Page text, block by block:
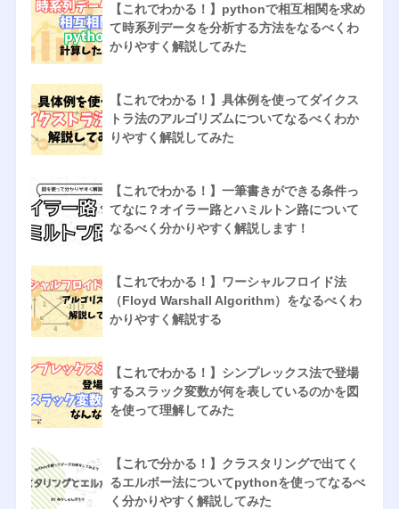
【これでわかる！】pythonで相互相関を求め
て時系列データを分析する方法をなるべくわ
かりやすく解説してみた
【これでわかる！】具体例を使ってダイクス
トラ法のアルゴリズムについてなるべくわか
りやすく解説してみた
【これでわかる！】一筆書きができる条件っ
てなに？オイラー路とハミルトン路について
なるべく分かりやすく解説します！
【これでわかる！】ワーシャルフロイド法
（Floyd Warshall Algorithm）をなるべくわ
かりやすく解説する
【これでわかる！】シンプレックス法で登場
するスラック変数が何を表しているのかを図
を使って理解してみた
【これで分かる！】クラスタリングで出てく
るエルボー法についてpythonを使ってなるべ
く分かりやすく解説してみた